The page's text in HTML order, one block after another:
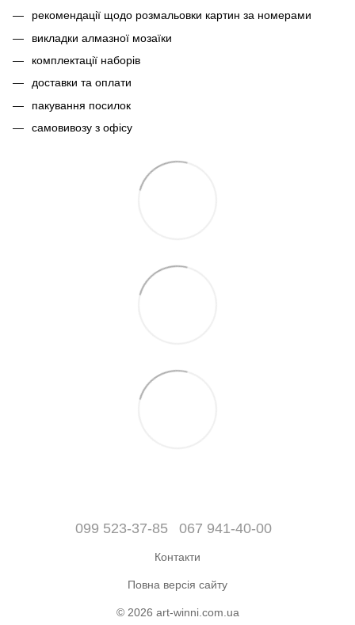
рекомендації щодо розмальовки картин за номерами
викладки алмазної мозаїки
комплектації наборів
доставки та оплати
пакування посилок
самовивозу з офісу
099 523-37-85 067 941-40-00
Контакти
Повна версія сайту
© 2026 art-winni.com.ua